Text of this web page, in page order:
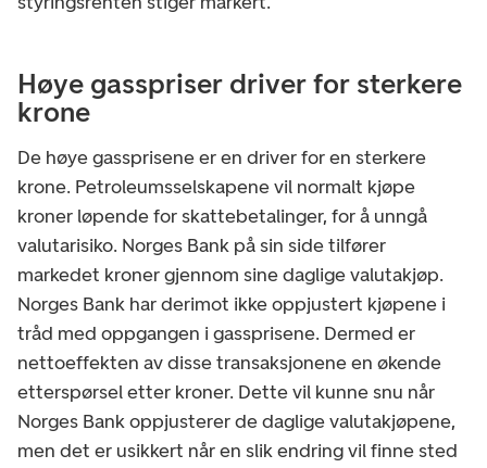
Høye gasspriser driver for sterkere
krone
De høye gassprisene er en driver for en sterkere
krone. Petroleumsselskapene vil normalt kjøpe
kroner løpende for skattebetalinger, for å unngå
valutarisiko. Norges Bank på sin side tilfører
markedet kroner gjennom sine daglige valutakjøp.
Norges Bank har derimot ikke oppjustert kjøpene i
tråd med oppgangen i gassprisene. Dermed er
nettoeffekten av disse transaksjonene en økende
etterspørsel etter kroner. Dette vil kunne snu når
Norges Bank oppjusterer de daglige valutakjøpene,
men det er usikkert når en slik endring vil finne sted